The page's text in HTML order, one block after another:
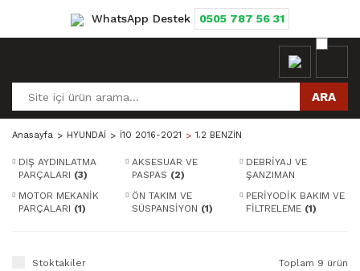
WhatsApp Destek 0505 787 56 31
ARA
Anasayfa HYUNDAİ İ10 2016-2021 1.2 BENZİN
DIŞ AYDINLATMA
PARÇALARI (3)
AKSESUAR VE
PASPAS (2)
DEBRİYAJ VE
ŞANZIMAN
PARÇALARI
MOTOR MEKANİK
PARÇALARI (1)
ÖN TAKIM VE
SÜSPANSİYON (1)
PERİYODİK BAKIM VE
FİLTRELEME (1)
Stoktakiler Toplam 9 ürün